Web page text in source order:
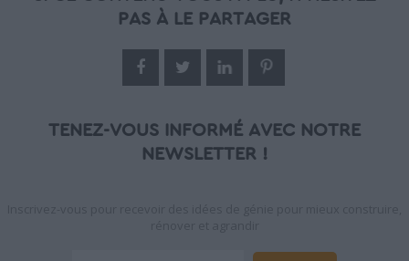
PAS À LE PARTAGER
TENEZ-VOUS INFORMÉ AVEC NOTRE
NEWSLETTER !